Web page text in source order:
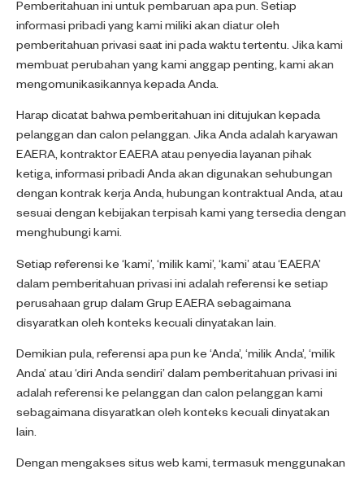
Pemberitahuan ini untuk pembaruan apa pun. Setiap
informasi pribadi yang kami miliki akan diatur oleh
pemberitahuan privasi saat ini pada waktu tertentu. Jika kami
membuat perubahan yang kami anggap penting, kami akan
mengomunikasikannya kepada Anda.
Harap dicatat bahwa pemberitahuan ini ditujukan kepada
pelanggan dan calon pelanggan. Jika Anda adalah karyawan
EAERA, kontraktor EAERA atau penyedia layanan pihak
ketiga, informasi pribadi Anda akan digunakan sehubungan
dengan kontrak kerja Anda, hubungan kontraktual Anda, atau
sesuai dengan kebijakan terpisah kami yang tersedia dengan
menghubungi kami.
Setiap referensi ke ‘kami’, ‘milik kami’, ‘kami’ atau ‘EAERA’
dalam pemberitahuan privasi ini adalah referensi ke setiap
perusahaan grup dalam Grup EAERA sebagaimana
disyaratkan oleh konteks kecuali dinyatakan lain.
Demikian pula, referensi apa pun ke ‘Anda’, ‘milik Anda’, ‘milik
Anda’ atau ‘diri Anda sendiri’ dalam pemberitahuan privasi ini
adalah referensi ke pelanggan dan calon pelanggan kami
sebagaimana disyaratkan oleh konteks kecuali dinyatakan
lain.
Dengan mengakses situs web kami, termasuk menggunakan